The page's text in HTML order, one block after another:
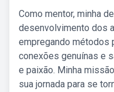
Como mentor, minha
desenvolvimento dos
empregando métodos
conexões genuínas e
e paixão. Minha
sua jornada para se